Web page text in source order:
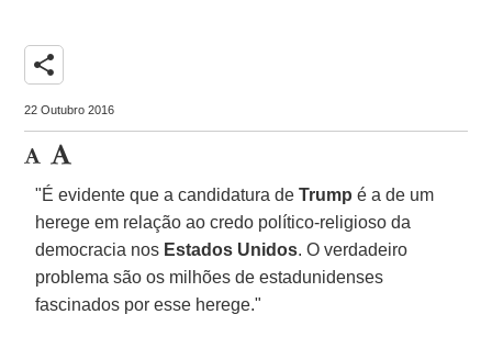
share
22 Outubro 2016
"É evidente que a candidatura deTrump é a de um
herege em relação ao credo político-religioso da
democracia nos Estados Unidos. O verdadeiro
problema são os milhões de estadunidenses
fascinados por esse herege."